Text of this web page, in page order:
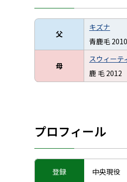
父
キズナ
青鹿毛 2010
母
スウィーテ
鹿 毛 2012
プロフィール
登録 中央現役